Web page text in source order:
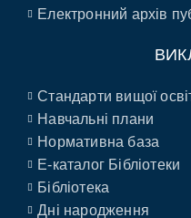
Електронний архів
Стандарти вищої
Навчальні плани
Нормативна база
E-каталог Бібліотеки
Бібліотека
Дні народження